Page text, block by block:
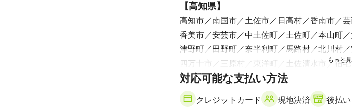
【高知県】
高知市 南国市 土佐市 日高村 香南市
香美市
安芸市 中土佐町 土佐町 本山町
津野町
田野町 奈半利町 馬路村 北川村
四万十市
三原村 東洋町 土佐清水市 宿毛
対応可能な支払い方法
クレジットカード 現地決済 後払い